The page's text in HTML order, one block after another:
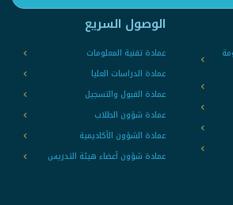
الوصول السريع
عمادة تقنية المعلومات
عمادة الدراسات العليا
عمادة القبول والتسجيل
عمادة شؤون الطلاب
عمادة الشؤون الأكاديمية
عمادة شؤون أعضاء هيئة التدريس